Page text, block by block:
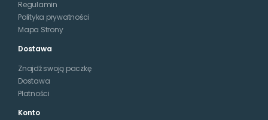
Regulamin
Polityka prywatności
Mapa Strony
Dostawa
Znajdź swoją paczkę
Dostawa
Płatności
Konto